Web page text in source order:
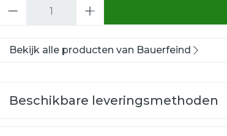
Bekijk alle producten van Bauerfeind
Beschikbare leveringsmethoden